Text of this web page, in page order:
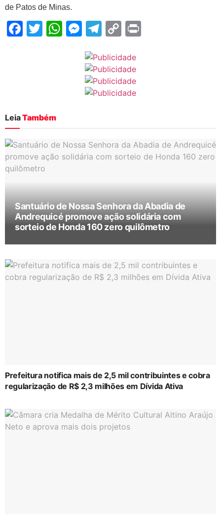
de Patos de Minas.
Facebook
Twitter
WhatsApp
Messenger
Telegram
Copy
LeiaTambém
Santuário de Nossa Senhora da Abadia de
Andrequicé promove ação solidária com
sorteio de Honda 160 zero quilômetro
Prefeitura notifica mais de 2,5 mil contribuintes e cobra
regularização de R$ 2,3 milhões em Dívida Ativa